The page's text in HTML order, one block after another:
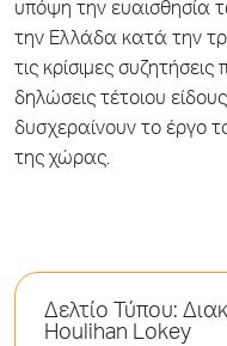
υπόψη την ευαισθησία
την Ελλάδα κατά την
τις κρίσιμες
δηλώσεις τέτοιου
δυσχεραίνουν το έργο
της χώρας.
Δελτίο Τύπου:
Houlihan Lokey